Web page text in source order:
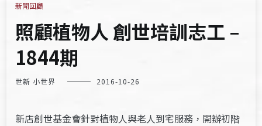
新聞回顧
照顧植物人 創世培訓志工 –
1844期
世新 小世界 2016-10-26
新店創世基金會針對植物人與老人到宅服務，開辦初階